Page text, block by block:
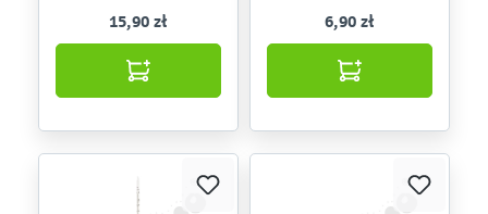
15,90 zł 6,90 zł